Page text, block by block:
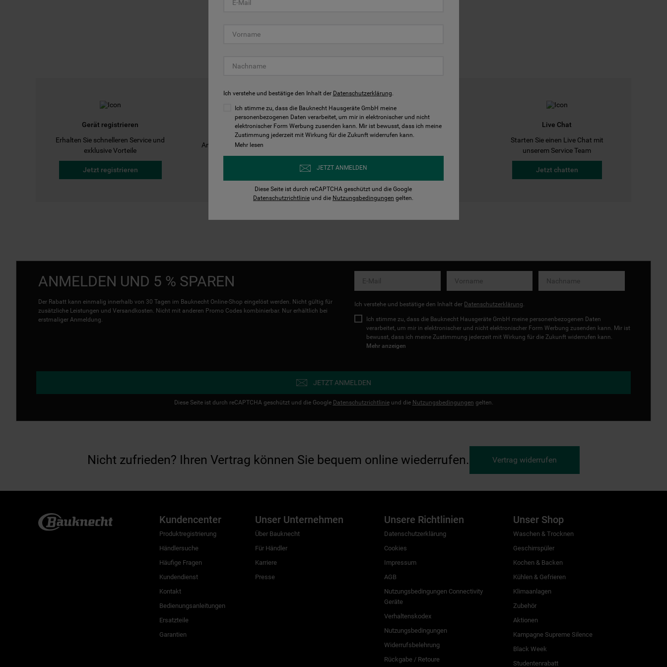
Gerät registrieren
Erhalten Sie schnelleren Service und
exklusive Vorteile
Jetzt registrieren
Bedienungsanleitungen
Anleitungen finden und herunterladen
Kontakt
Live Chat
Starten Sie einen Live Chat mit
unserem Service Team
Jetzt chatten
ANMELDEN UND 5 % SPAREN
Der Rabatt kann einmalig innerhalb von 30 Tagen im Bauknecht Online-Shop eingelöst werden. Nicht gültig für
zusätzliche Leistungen und Versandkosten. Nicht mit anderen Promo Codes kombinierbar. Nur erhältlich bei
erstmaliger Anmeldung.
Ich verstehe und bestätige den Inhalt der Datenschutzerklärung
Ich stimme zu, dass die Bauknecht Hausgeräte GmbH meine personenbezogenen Daten
verarbeitet, um mir in elektronischer und nicht elektronischer Form Werbung zusenden kann. Mir ist
bewusst, dass ich meine Zustimmung jederzeit mit Wirkung für die Zukunft widerrufen kann.
Mehr anzeigen
JETZT ANMELDEN
Diese Seite ist durch reCAPTCHA geschützt und die Google Datenschutzrichtlinieund die Nutzungsbedingungen gelten.
Nicht zufrieden? Ihren Vertrag können Sie bequem online wiederrufen. Vertrag widerrufen
Kundencenter
Produktregistrierung
Händlersuche
Häufige Fragen
Kundendienst
Kontakt
Bedienungsanleitungen
Ersatzteile
Garantien
Unser Unternehmen
Über Bauknecht
Für Händler
Karriere
Presse
Unsere Richtlinien
Datenschutzerklärung
Cookies
Impressum
AGB
Nutzungsbedingungen Connectivity
Geräte
Verhaltenskodex
Nutzungsbedingungen
Widerrufsbelehrung
Rückgabe / Retoure
Unser Shop
Waschen & Trocknen
Geschirrspüler
Kochen & Backen
Kühlen & Gefrieren
Klimaanlagen
Zubehör
Aktionen
Kampagne Supreme Silence
Black Week
Studentenrabatt
Ich verstehe und bestätige den Inhalt der Datenschutzerklärung.
Ich stimme zu, dass die Bauknecht Hausgeräte GmbH meine
personenbezogenen Daten verarbeitet, um mir in elektronischer und nicht
elektronischer Form Werbung zusenden kann. Mir ist bewusst, dass ich meine
Zustimmung jederzeit mit Wirkung für die Zukunft widerrufen kann.
Mehr lesen
JETZT ANMELDEN
Diese Seite ist durch reCAPTCHA geschützt und die Google
Datenschutzrichtlinie und die Nutzungsbedingungen gelten.